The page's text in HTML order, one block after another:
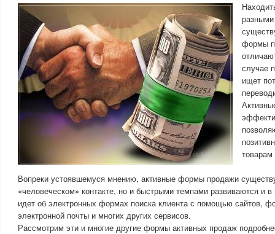
формы
случае
ищет
Вопреки устоявшемуся мнению, активные формы продажи
«человеческом» контакте, но и быстрыми темпами развиваются и
идет об электронных формах поиска клиента с помощью сайтов,
электронной почты и многих других сервисов.
Рассмотрим эти и многие другие формы активных продаж